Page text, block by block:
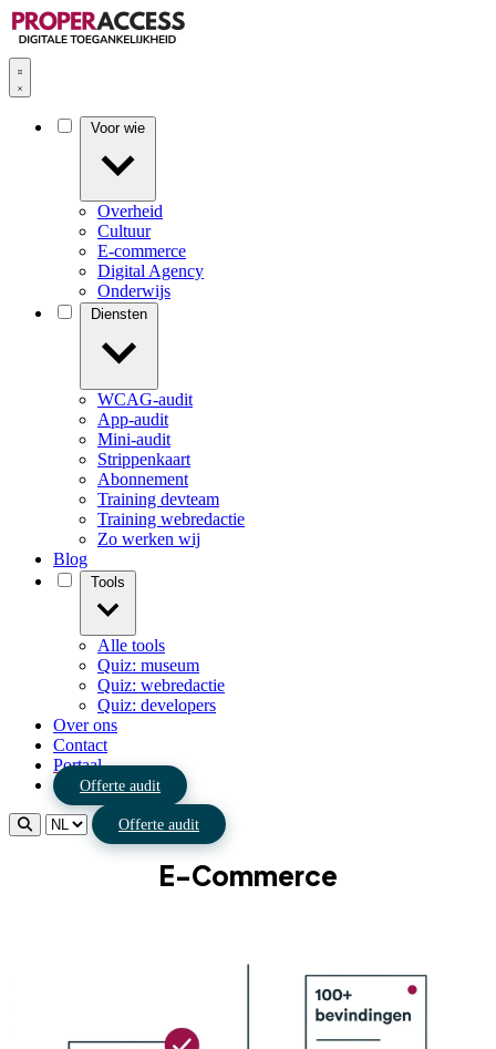
Overheid
Cultuur
E-commerce
Digital Agency
Onderwijs
WCAG-audit
App-audit
Mini-audit
Strippenkaart
Abonnement
Training devteam
Training webredactie
Zo werken wij
Blog
Alle tools
Quiz: museum
Quiz: webredactie
Quiz: developers
Over ons
Contact
Portaal
Offerte audit
Offerte audit
E-Commerce